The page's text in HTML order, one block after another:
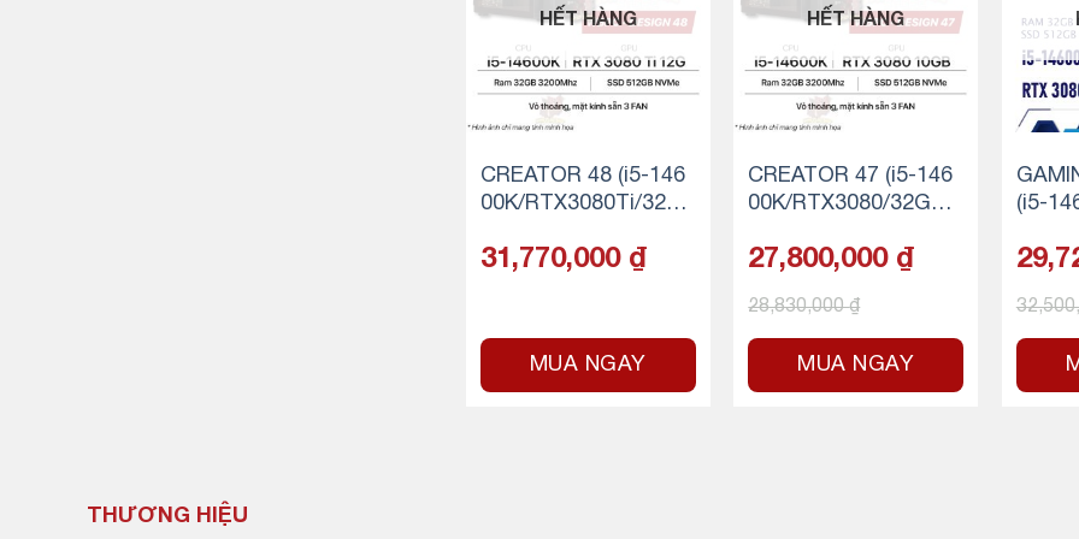
HẾT HÀNG
CREATOR 48 (i5-146
00K/RTX3080Ti/32G
VMe)
31,770,000 ₫
MUA NGAY
HẾT HÀNG
CREATOR 47 (i5-146
00K/RTX3080/32GB
Me)
27,800,000 ₫
28,830,000₫
MUA NGAY
(i5-
SSD
THƯƠNG HIỆU